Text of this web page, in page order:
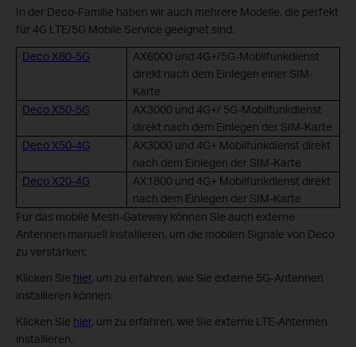
In der Deco-Familie haben wir auch mehrere Modelle, die perfekt
für 4G LTE/5G Mobile Service geeignet sind.
Deco X80-5G
AX6000 und 4G+/5G-Mobilfunkdienst
direkt nach dem Einlegen einer SIM-
Karte
Deco X50-5G
AX3000 und 4G+/ 5G-Mobilfunkdienst
direkt nach dem Einlegen der SIM-Karte
Deco X50-4G
AX3000 und 4G+ Mobilfunkdienst direkt
nach dem Einlegen der SIM-Karte
Deco X20-4G
AX1800 und 4G+ Mobilfunkdienst direkt
nach dem Einlegen der SIM-Karte
Für das mobile Mesh-Gateway können Sie auch externe
Antennen manuell installieren, um die mobilen Signale von Deco
zu verstärken:
Klicken Sie hier, um zu erfahren, wie Sie externe 5G-Antennen
installieren können.
Klicken Sie hier, um zu erfahren, wie Sie externe LTE-Antennen
installieren.